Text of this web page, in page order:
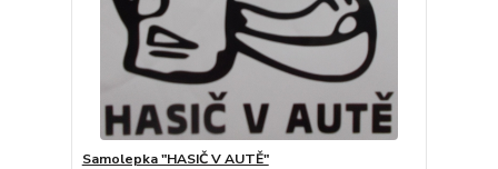
Samolepka "HASIČ V AUTĚ"